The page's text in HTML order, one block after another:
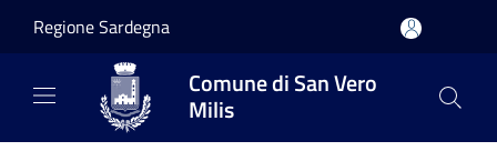
Regione Sardegna
Comune di San Vero
Milis